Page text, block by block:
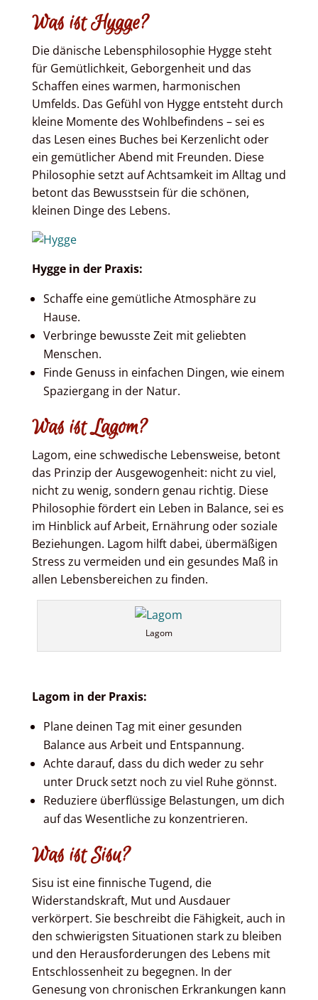
Was ist Hygge?
Die dänische Lebensphilosophie Hygge steht
für Gemütlichkeit, Geborgenheit und das
Schaffen eines warmen, harmonischen
Umfelds. Das Gefühl von Hygge entsteht durch
kleine Momente des Wohlbefindens – sei es
das Lesen eines Buches bei Kerzenlicht oder
ein gemütlicher Abend mit Freunden. Diese
Philosophie setzt auf Achtsamkeit im Alltag und
betont das Bewusstsein für die schönen,
kleinen Dinge des Lebens.
Hygge in der Praxis:
Schaffe eine gemütliche Atmosphäre zu
Hause.
Verbringe bewusste Zeit mit geliebten
Menschen.
Finde Genuss in einfachen Dingen, wie einem
Spaziergang in der Natur.
Was ist Lagom?
Lagom, eine schwedische Lebensweise, betont
das Prinzip der Ausgewogenheit: nicht zu viel,
nicht zu wenig, sondern genau richtig. Diese
Philosophie fördert ein Leben in Balance, sei es
im Hinblick auf Arbeit, Ernährung oder soziale
Beziehungen. Lagom hilft dabei, übermäßigen
Stress zu vermeiden und ein gesundes Maß in
allen Lebensbereichen zu finden.
Lagom
Lagom in der Praxis:
Plane deinen Tag mit einer gesunden
Balance aus Arbeit und Entspannung.
Achte darauf, dass du dich weder zu sehr
unter Druck setzt noch zu viel Ruhe gönnst.
Reduziere überflüssige Belastungen, um dich
auf das Wesentliche zu konzentrieren.
Was ist Sisu?
Sisu ist eine finnische Tugend, die
Widerstandskraft, Mut und Ausdauer
verkörpert. Sie beschreibt die Fähigkeit, auch in
den schwierigsten Situationen stark zu bleiben
und den Herausforderungen des Lebens mit
Entschlossenheit zu begegnen. In der
Genesung von chronischen Erkrankungen kann